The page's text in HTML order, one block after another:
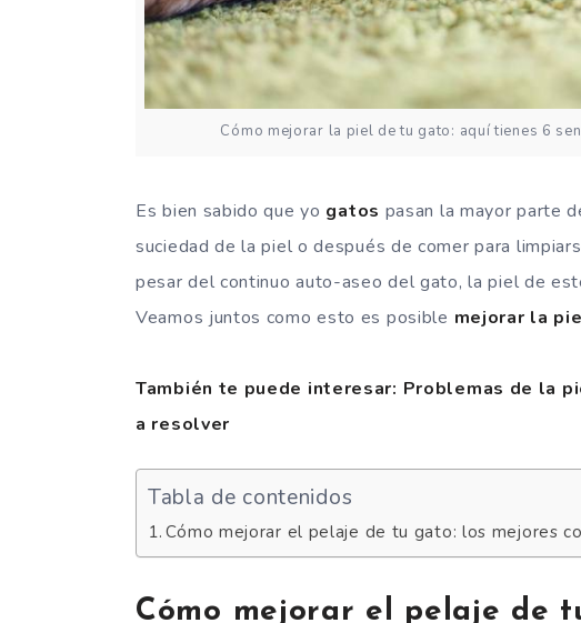
Cómo mejorar la piel de tu gato: aquí tienes 6
Es bien sabido que yo gatos pasan la mayor parte
suciedad de la piel o después de comer para
pesar del continuo auto-aseo del gato, la piel de
Veamos juntos como esto es posible mejorar la
También te puede interesar: Problemas de la
a resolver
Tabla de contenidos
Cómo mejorar el pelaje de tu gato: los mejores
Cómo mejorar el pelaje de